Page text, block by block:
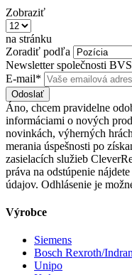
Zobraziť
na stránku
Zoradiť podľa
Newsletter společnosti BVS
E-mail*
Odoslať
Áno, chcem pravidelne
informáciami o nových
novinkách, výherných
merania úspešnosti po
zasielacích služieb
práva na odstúpenie
údajov. Odhlásenie je
Výrobce
Siemens
Bosch Rexroth/
Unipo